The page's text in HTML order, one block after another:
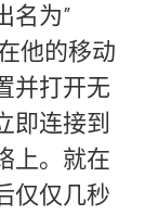
名为”
他的移动
并打开无
即连接到
上。就在
仅仅几秒